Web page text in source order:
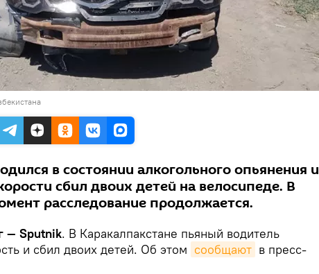
в состоянии алкогольного опьянения и
сбил двоих детей на велосипеде. В
расследование продолжается.
— Sputnik. В Каракалпакстане пьяный водитель
и сбил двоих детей. Об этом сообщают в пресс-